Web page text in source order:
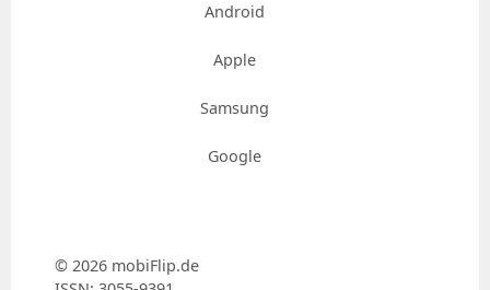
Android
Apple
Samsung
Google
© 2026 mobiFlip.de